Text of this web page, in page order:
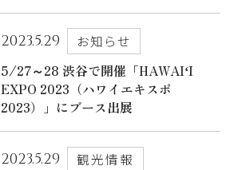
2023.5.29
お知らせ
5/27～28 渋谷で開催「HAWAIʻI
EXPO 2023（ハワイエキスポ
2023）」にブース出展
2023.5.29
観光情報